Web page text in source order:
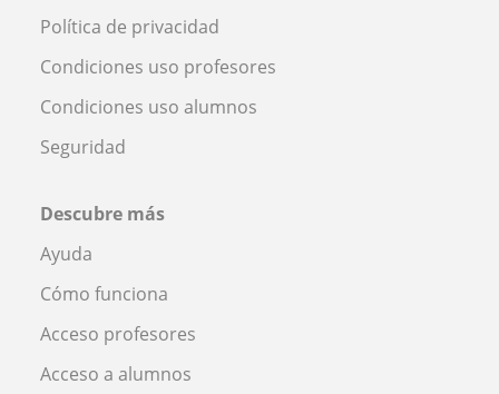
Política de privacidad
Condiciones uso profesores
Condiciones uso alumnos
Seguridad
Descubre más
Ayuda
Cómo funciona
Acceso profesores
Acceso a alumnos